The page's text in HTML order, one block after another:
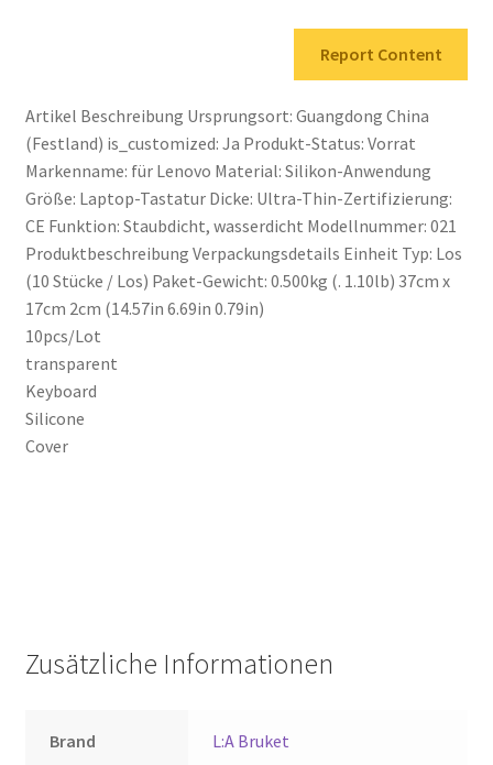
Report Content
Artikel Beschreibung Ursprungsort: Guangdong China
(Festland) is_customized: Ja Produkt-Status: Vorrat
Markenname: für Lenovo Material: Silikon-Anwendung
Größe: Laptop-Tastatur Dicke: Ultra-Thin-Zertifizierung:
CE Funktion: Staubdicht, wasserdicht Modellnummer: 021
Produktbeschreibung Verpackungsdetails Einheit Typ: Los
(10 Stücke / Los) Paket-Gewicht: 0.500kg (. 1.10lb) 37cm x
17cm 2cm (14.57in 6.69in 0.79in)
10pcs/Lot
transparent
Keyboard
Silicone
Cover
Zusätzliche Informationen
Brand L:A Bruket